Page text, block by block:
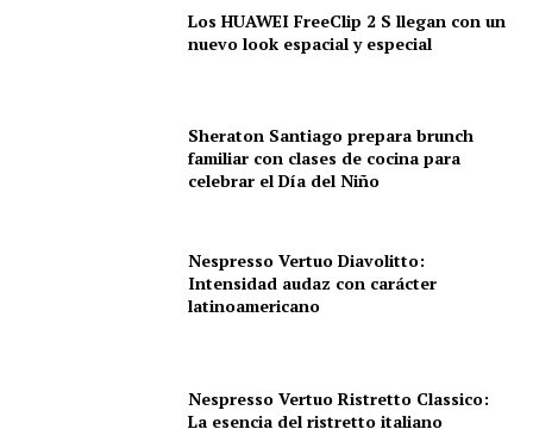
Los HUAWEI FreeClip 2 S llegan con un
nuevo look espacial y especial
Sheraton Santiago prepara brunch
familiar con clases de cocina para
celebrar el Día del Niño
Nespresso Vertuo Diavolitto:
Intensidad audaz con carácter
latinoamericano
Nespresso Vertuo Ristretto Classico:
La esencia del ristretto italiano